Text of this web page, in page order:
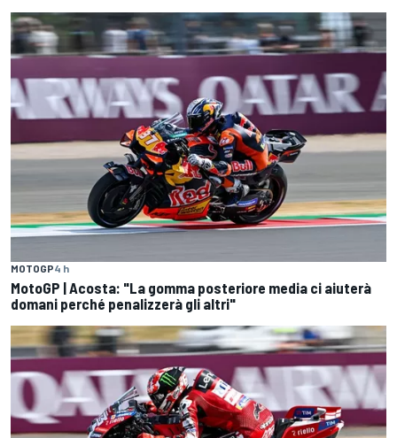
MOTOGP4 h
MotoGP | Acosta: "La gomma posteriore media ci aiuterà
domani perché penalizzerà gli altri"